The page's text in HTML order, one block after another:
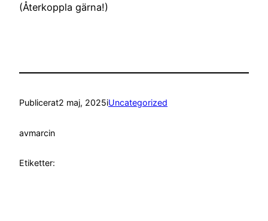
(Återkoppla gärna!)
Publicerat2 maj, 2025iUncategorized
avmarcin
Etiketter: